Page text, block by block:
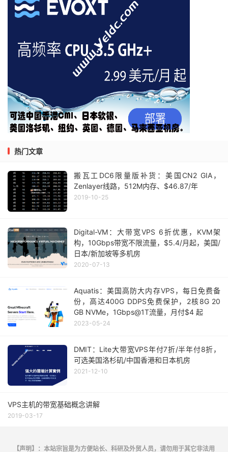
热门文章
搬瓦工DC6限量版补货：美国CN2 GIA，
Zenlayer线路，512M内存、$46.87/年
2019-10-25
Digital-VM：大带宽VPS 6折优惠，KVM架
构，10Gbps带宽不限流量，$5.4/月起，美国/
日本/新加坡等多机房
2020-07-13
Aquatis：美国高防大内存VPS，每日免费备
份，高达400G DDPS免费保护，2核8G 20
GB NVMe，1Gbps@1T流量，月付$4 起
2023-05-24
DMIT：Lite大带宽VPS年付7折/半年付8折，
可选美国洛杉矶/中国香港和日本机房
2021-12-10
VPS主机的带宽基础概念讲解
2019-03-17
【声明】：本站宗旨是为方便站长、科研及外贸人员，请勿用于其它非法用